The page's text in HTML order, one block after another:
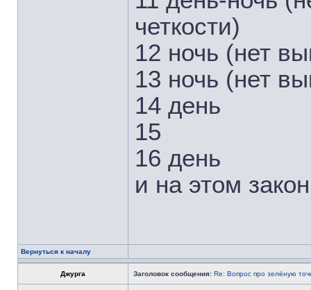
четкости)
12 ночь (нет
13 ночь (нет
14 день
15
16 день
и на этом
Вернуться к началу
Джурга Заголовок сообщения: Re: Вопрос про зелёную